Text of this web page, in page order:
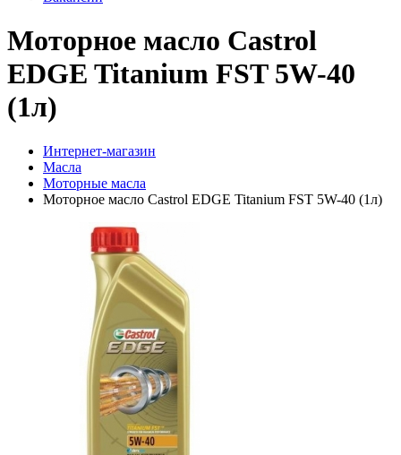
Моторное масло Castrol
EDGE Titanium FST 5W-40
(1л)
Интернет-магазин
Масла
Моторные масла
Моторное масло Castrol EDGE Titanium FST 5W-40 (1л)